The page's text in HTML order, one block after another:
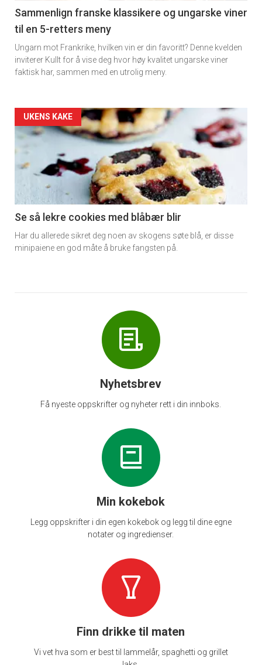
5
Sammenlign franske klassikere og ungarske viner
til en 5-retters meny
Ungarn mot Frankrike, hvilken vin er din favoritt? Denne kvelden
inviterer Kullt for å vise deg hvor høy kvalitet ungarske viner
faktisk har, sammen med en utrolig meny.
Forsiden
akkurat
nå
6
UKENS KAKE
Se så lekre cookies med blåbær blir
Har du allerede sikret deg noen av skogens søte blå, er disse
minipaiene en god måte å bruke fangsten på.
Nyhetsbrev
Få nyeste oppskrifter og nyheter rett i din innboks.
Min kokebok
Legg oppskrifter i din egen kokebok og legg til dine egne
notater og ingredienser.
Finn drikke til maten
Vi vet hva som er best til lammelår, spaghetti og grillet